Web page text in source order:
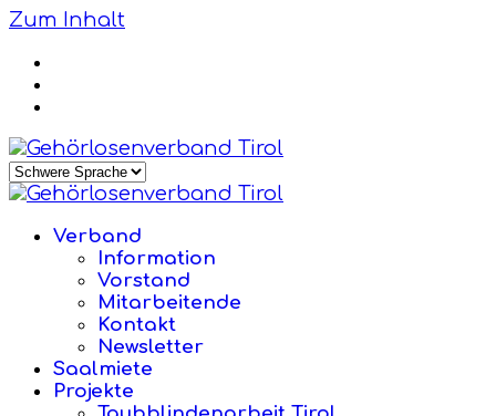
Zum Inhalt
Verband
Information
Vorstand
Mitarbeitende
Kontakt
Newsletter
Saalmiete
Projekte